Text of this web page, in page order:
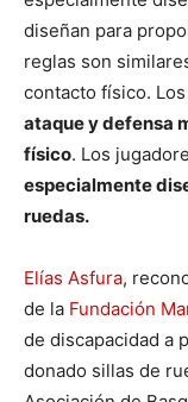
diseñan para
reglas son
contacto físico.
ataque y defensa
físico. Los
especialmente
ruedas.
Elías Asfura,
de la Fundación
de discapacidad a
donado sillas de